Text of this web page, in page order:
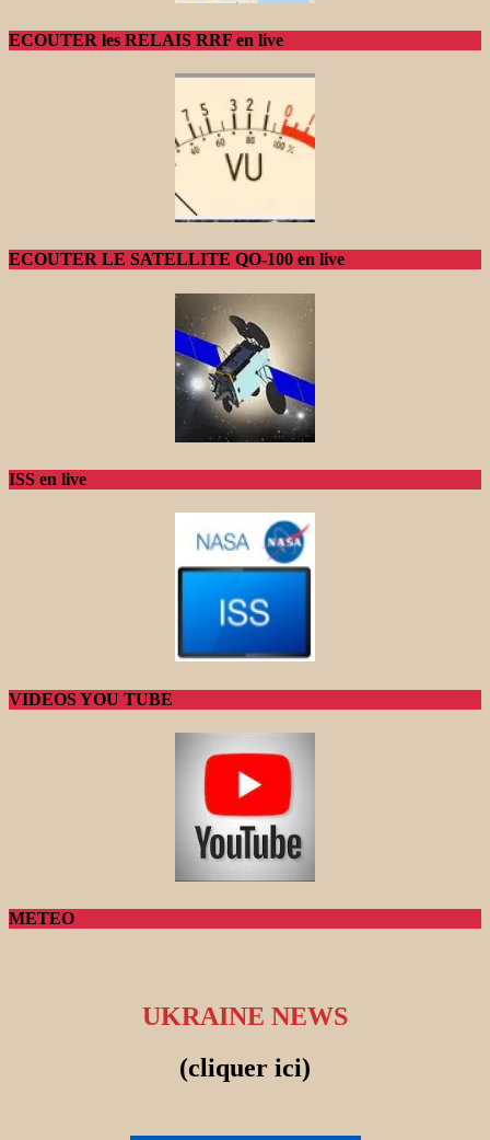
ECOUTER les RELAIS RRF en live
ECOUTER LE SATELLITE QO-100 en live
ISS en live
VIDEOS YOU TUBE
METEO
UKRAINE NEWS
(cliquer ici)